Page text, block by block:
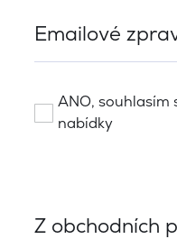
Emailové
ANO, souhlasím
nabídky
Z obchodních